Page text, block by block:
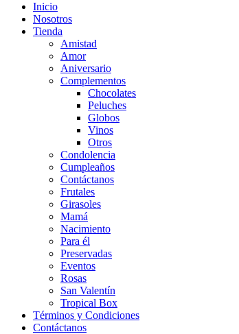
Inicio
Nosotros
Tienda
Amistad
Amor
Aniversario
Complementos
Chocolates
Peluches
Globos
Vinos
Otros
Condolencia
Cumpleaños
Contáctanos
Frutales
Girasoles
Mamá
Nacimiento
Para él
Preservadas
Eventos
Rosas
San Valentín
Tropical Box
Términos y Condiciones
Contáctanos